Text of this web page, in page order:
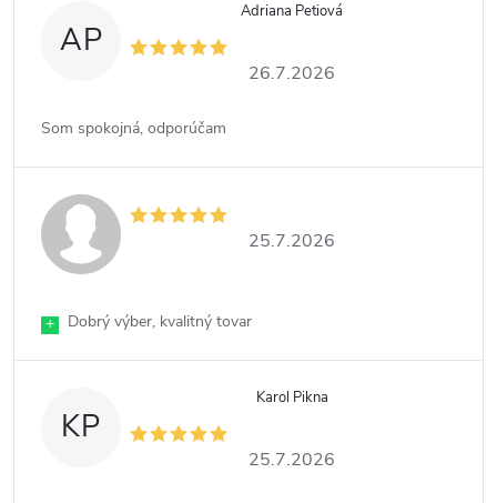
AP
Adriana Petiová
26.7.2026
Som spokojná, odporúčam
25.7.2026
+ Dobrý výber, kvalitný tovar
KP
Karol Pikna
25.7.2026